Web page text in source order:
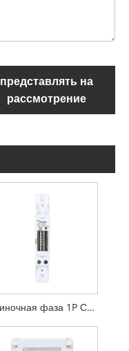
представлять на
рассмотрение
Одиночная фаза 1P Счетчики DIN RAIL METER